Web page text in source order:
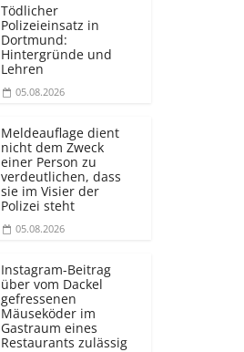
Tödlicher
Polizeieinsatz in
Dortmund:
Hintergründe und
Lehren
05.08.2026
Meldeauflage dient
nicht dem Zweck
einer Person zu
verdeutlichen, dass
sie im Visier der
Polizei steht
05.08.2026
Instagram-Beitrag
über vom Dackel
gefressenen
Mäuseköder im
Gastraum eines
Restaurants zulässig